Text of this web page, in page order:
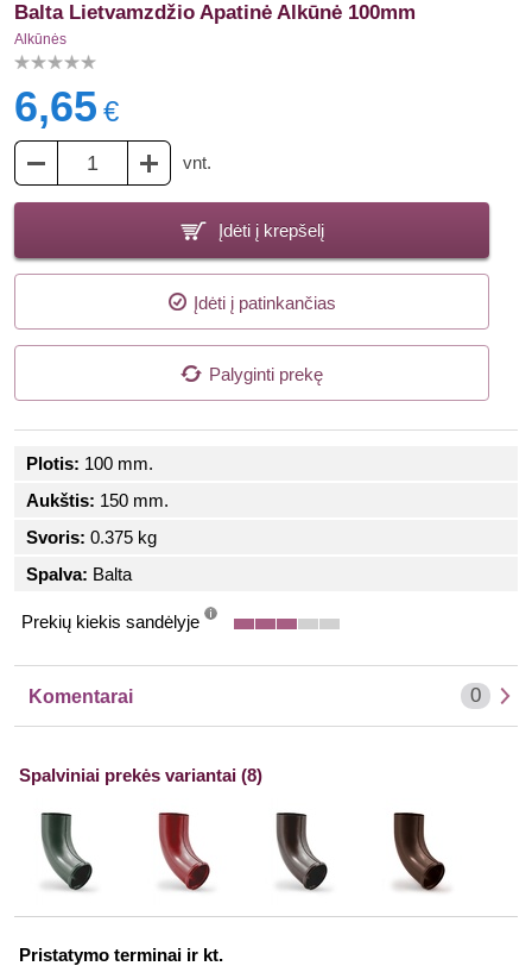
Balta Lietvamzdžio Apatinė Alkūnė 100mm
Alkūnės
6,65 €
vnt.
Įdėti į krepšelį
Įdėti į patinkančias
Palyginti prekę
Plotis: 100 mm.
Aukštis: 150 mm.
Svoris: 0.375 kg
Spalva: Balta
Prekių kiekis sandėlyje
Komentarai 0
Spalviniai prekės variantai (8)
Pristatymo terminai ir kt.